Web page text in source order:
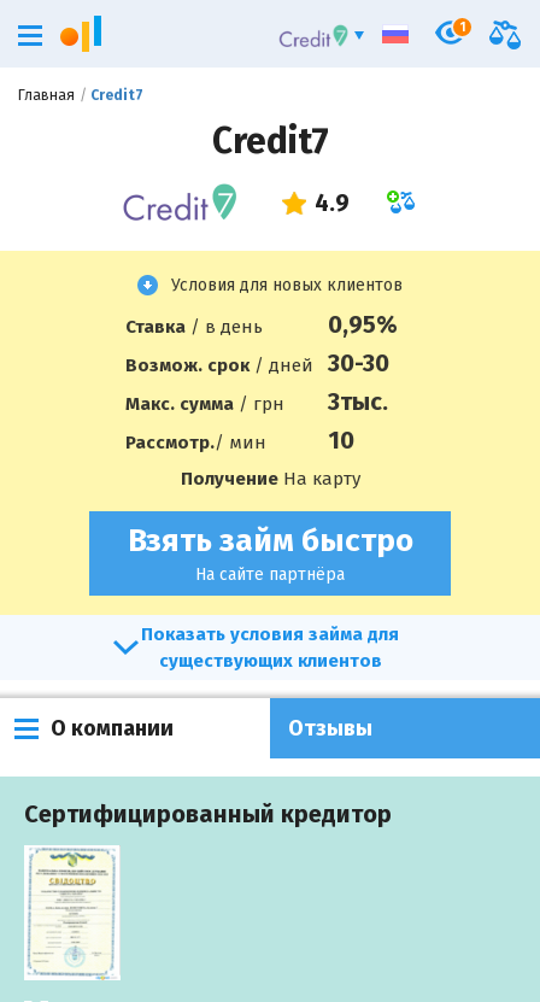
Главная Credit7
Credit7
Условия для новых клиентов
Ставка / в день 0,95%
Возмож. срок / дней 30-30
Макс. сумма / грн 3тыс.
Рассмотр./ мин 10
Получение На карту
Взять займ быстро
На сайте партнёра
условия займа для
существующих клиентов
О компании Отзывы
Сертифицированный кредитор
1